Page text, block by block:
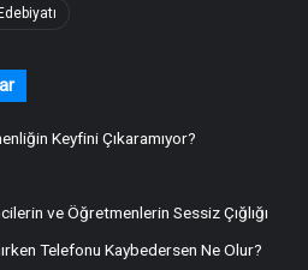
Keyfini Çıkaramıyor?
ve Öğretmenlerin Sessiz Çığlığı
Telefonu Kaybedersen Ne Olur?